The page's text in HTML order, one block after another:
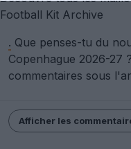
Football Kit Archive
. Que penses-tu du
Copenhague 2026-27
commentaires sous
Afficher les